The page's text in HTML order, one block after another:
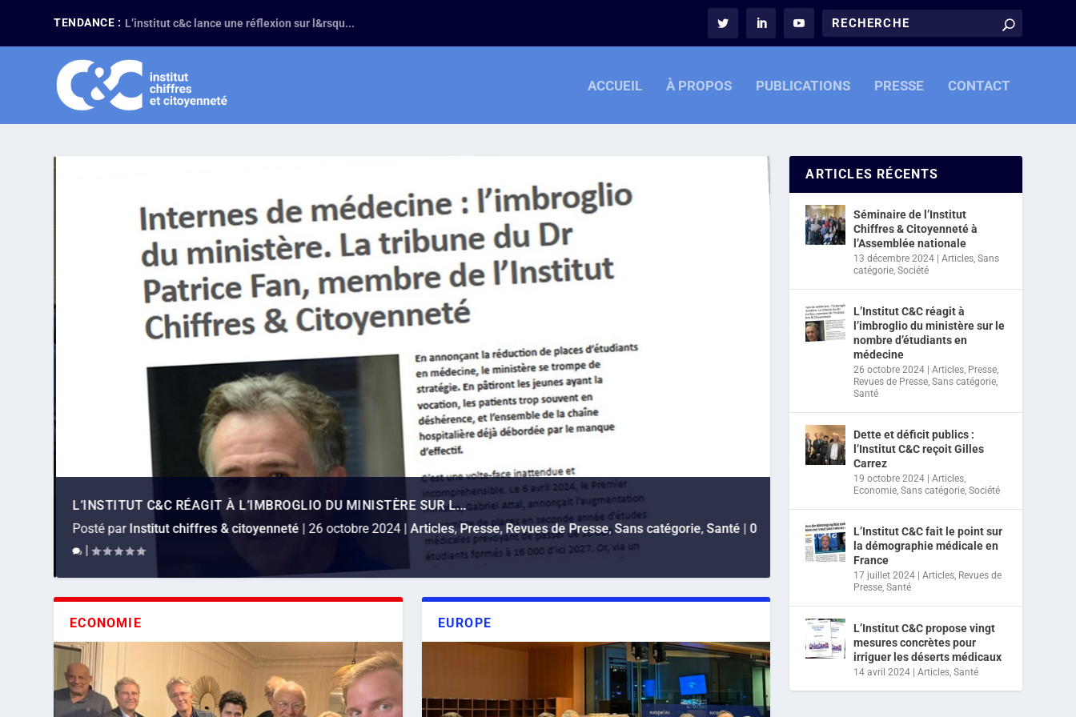
TENDANCE : L’institut c&c lance une réflexion sur l&rsqu...
ACCUEIL À PROPOS PUBLICATIONS PRESSE CONTACT
SÉMINAIRE DE L’INSTITUT CHIFFRES & CITOYENNETÉ À L’ASS...
Posté parInstitut chiffres & citoyenneté Articles, Sans catégorie ,Société|0 |
L’INSTITUT C&C RÉAGIT À L’IMBROGLIO DU MINISTÈRE SUR L...
Posté par Institut chiffres & citoyenneté| 26 octobre 2024| Articles, Presse,Revues de Presse,Sans catégorie,Santé| 0
|
ECONOMIE EUROPE
ARTICLES RÉCENTS
Séminaire de l’Institut
Chiffres & Citoyenneté à
l’Assemblée nationale
13 décembre 2024 |Articles,Sans
catégorie,Société
L’Institut C&C réagit à
l’imbroglio du ministère sur le
nombre d’étudiants en
médecine
26 octobre 2024 |Articles, Presse,
Revues de Presse,Sans catégorie,
Santé
Dette et déficit publics :
l’Institut C&C reçoit Gilles
Carrez
19 octobre 2024 |Articles,
Economie,Sans catégorie,Société
L’Institut C&C fait le point sur
la démographie médicale en
France
17 juillet 2024 |Articles, Revues de
Presse,Santé
L’Institut C&C propose vingt
mesures concrètes pour
irriguer les déserts médicaux
14 avril 2024 |Articles,Santé